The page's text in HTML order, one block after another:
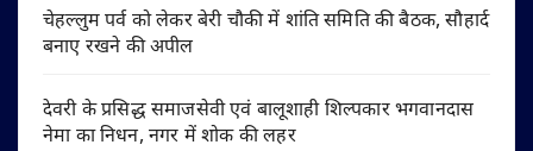
चेहल्लुम पर्व को लेकर बेरी चौकी में शांति समिति की बैठक, सौहार्द
बनाए रखने की अपील
देवरी के प्रसिद्ध समाजसेवी एवं बालूशाही शिल्पकार भगवानदास
नेमा का निधन, नगर में शोक की लहर